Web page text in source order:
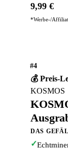
9,99 €
*Werbe-/
#4
💰 Preis-
KOSMOS
DAS
✓